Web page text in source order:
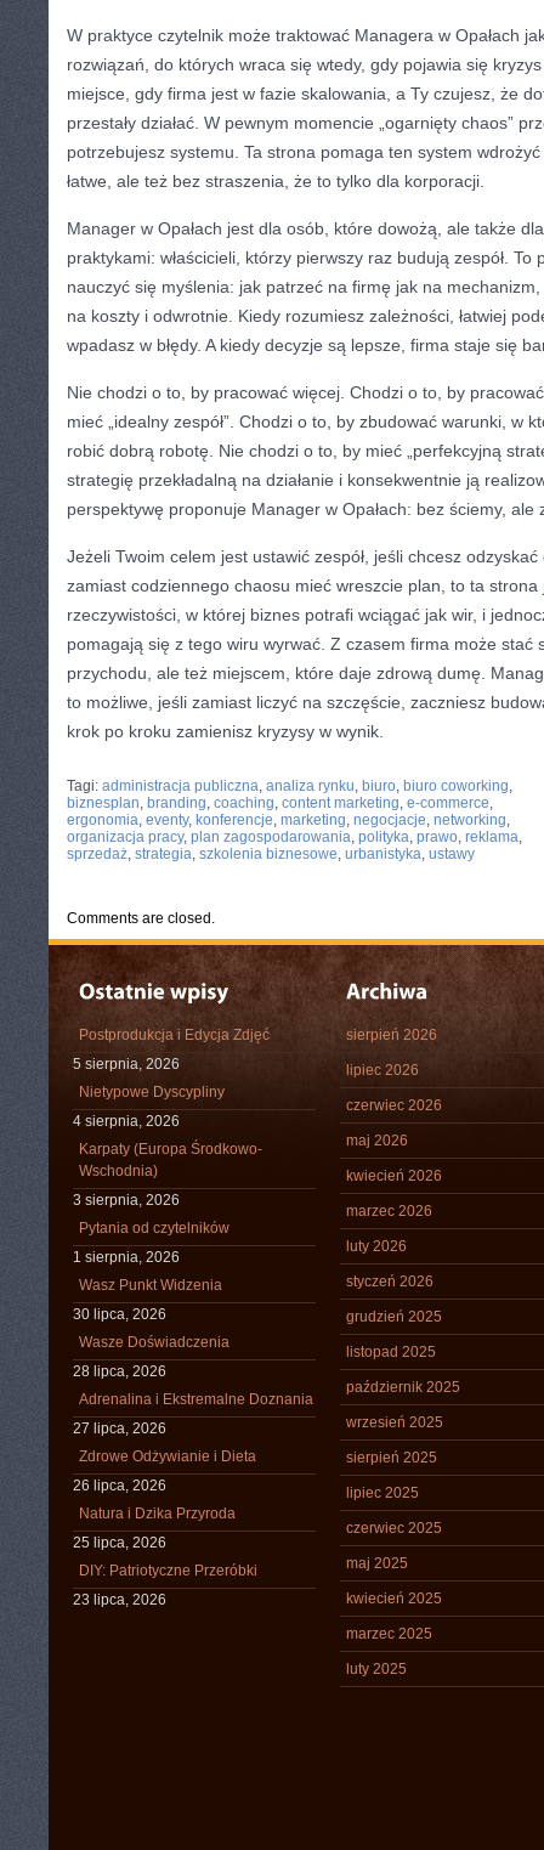
W praktyce czytelnik może traktować Managera w Opałach
rozwiązań, do których wraca się wtedy, gdy pojawia się
miejsce, gdy firma jest w fazie skalowania, a Ty czujesz, że
przestały działać. W pewnym momencie „ogarnięty chaos”
potrzebujesz systemu. Ta strona pomaga ten system
łatwe, ale też bez straszenia, że to tylko dla korporacji.
Manager w Opałach jest dla osób, które dowożą, ale także
praktykami: właścicieli, którzy pierwszy raz budują zespół.
nauczyć się myślenia: jak patrzeć na firmę jak na
na koszty i odwrotnie. Kiedy rozumiesz zależności, łatwiej
wpadasz w błędy. A kiedy decyzje są lepsze, firma staje się
Nie chodzi o to, by pracować więcej. Chodzi o to, by
mieć „idealny zespół”. Chodzi o to, by zbudować warunki, w
robić dobrą robotę. Nie chodzi o to, by mieć „perfekcyjną
strategię przekładalną na działanie i konsekwentnie ją
perspektywę proponuje Manager w Opałach: bez ściemy,
Jeżeli Twoim celem jest ustawić zespół, jeśli chcesz
zamiast codziennego chaosu mieć wreszcie plan, to ta strona
rzeczywistości, w której biznes potrafi wciągać jak wir, i
pomagają się z tego wiru wyrwać. Z czasem firma może stać
przychodu, ale też miejscem, które daje zdrową dumę.
to możliwe, jeśli zamiast liczyć na szczęście, zaczniesz
krok po kroku zamienisz kryzysy w wynik.
Tagi: administracja publiczna, analiza rynku, biuro, biuro coworking,
biznesplan, branding, coaching, content marketing, e-commerce,
ergonomia, eventy, konferencje, marketing, negocjacje, networking,
organizacja pracy, plan zagospodarowania, polityka, prawo, reklama,
sprzedaż, strategia, szkolenia biznesowe, urbanistyka, ustawy
Comments are closed.
Postprodukcja i Edycja Zdjęć
5 sierpnia, 2026
Nietypowe Dyscypliny
4 sierpnia, 2026
Karpaty (Europa Środkowo-
Wschodnia)
3 sierpnia, 2026
Pytania od czytelników
1 sierpnia, 2026
Wasz Punkt Widzenia
30 lipca, 2026
Wasze Doświadczenia
28 lipca, 2026
Adrenalina i Ekstremalne Doznania
27 lipca, 2026
Zdrowe Odżywianie i Dieta
26 lipca, 2026
Natura i Dzika Przyroda
25 lipca, 2026
DIY: Patriotyczne Przeróbki
23 lipca, 2026
sierpień 2026
lipiec 2026
czerwiec 2026
maj 2026
kwiecień 2026
marzec 2026
luty 2026
styczeń 2026
grudzień 2025
listopad 2025
październik 2025
wrzesień 2025
sierpień 2025
lipiec 2025
czerwiec 2025
maj 2025
kwiecień 2025
marzec 2025
luty 2025